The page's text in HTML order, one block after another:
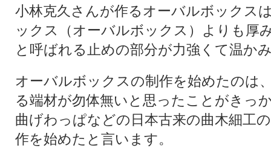
小林克久さんが作るオーバルボックス
ックス（オーバルボックス）よりも厚
と呼ばれる止めの部分が力強くて温か
オーバルボックスの制作を始めたのは
る端材が勿体無いと思ったことがきっ
曲げわっぱなどの日本古来の曲木細工
作を始めたと言います。